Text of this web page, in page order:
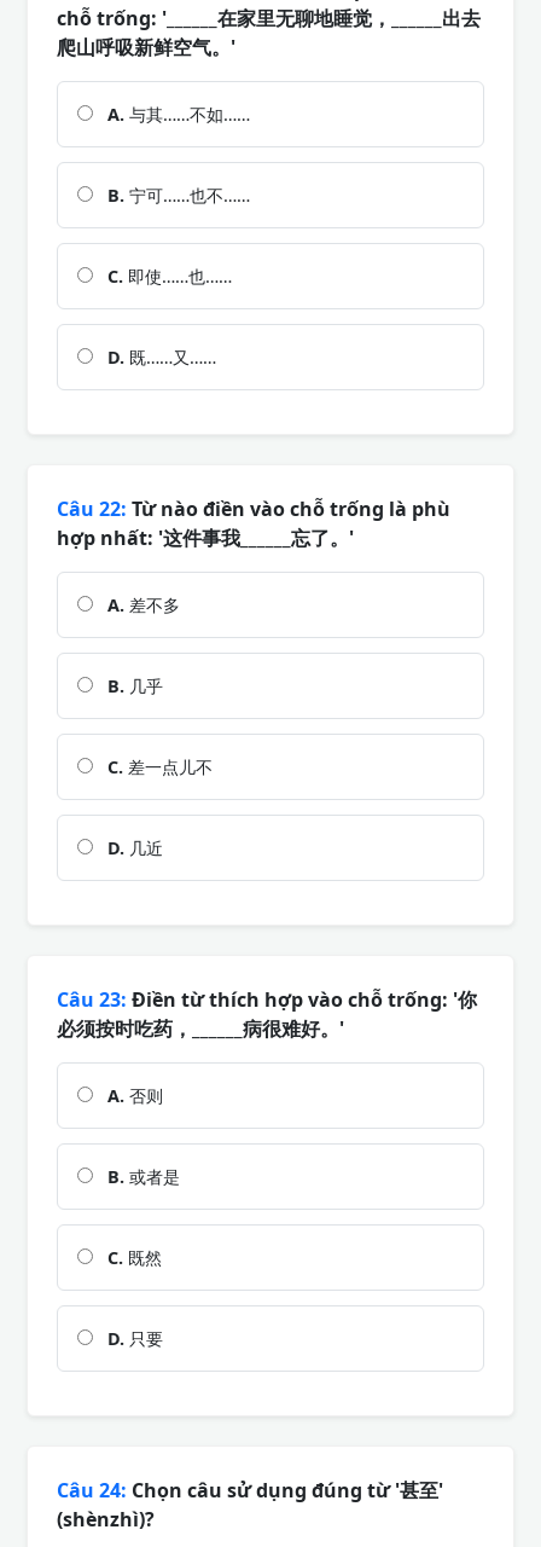
chỗ trống: '______在家里无聊地睡觉，______出去
爬山呼吸新鲜空气。'
A. 与其……不如……
B. 宁可……也不……
C. 即使……也……
D. 既……又……
Câu 22: Từ nào điền vào chỗ trống là phù
hợp nhất: '这件事我______忘了。'
A. 差不多
B. 几乎
C. 差一点儿不
D. 几近
Câu 23: Điền từ thích hợp vào chỗ trống: '你
必须按时吃药，______病很难好。'
A. 否则
B. 或者是
C. 既然
D. 只要
Câu 24: Chọn câu sử dụng đúng từ '甚至'
(shènzhì)?